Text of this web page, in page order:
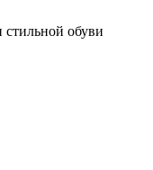
обуви